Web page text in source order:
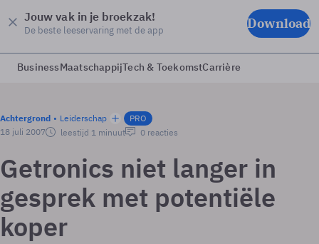
Jouw vak in je broekzak!
De beste leeservaring met de app Download
BusinessMaatschappijTech & ToekomstCarrière
Achtergrond Leiderschap
PRO
18 juli 2007
leestijd 1 minuut 0 reacties
Getronics niet langer in
gesprek met potentiële
koper